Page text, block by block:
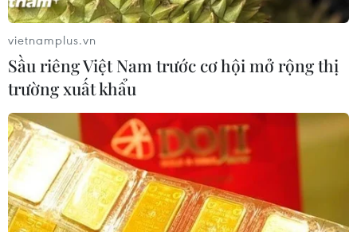
biện pháp cần thiết nhằm ổn định tình hình thực địa ở
quốc gia Bắc Phi này.
vietnamplus.vn
Sầu riêng Việt Nam trước cơ hội mở rộng thị
trường xuất khẩu